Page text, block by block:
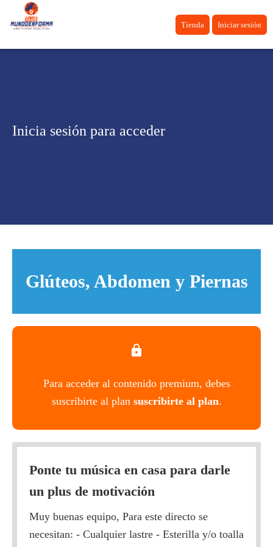
Tienda Iniciar sesión
Inicia sesión para acceder
Glúteos, Abdomen y Piernas
Para acceder al contenido premium, debes
suscribirte al plan suscribirte al plan.
Ponte tu música en casa para darle
un plus de motivación
Muy buenas equipo, Para este directo se
necesitan: - Cualquier lastre - Esterilla y/o toalla